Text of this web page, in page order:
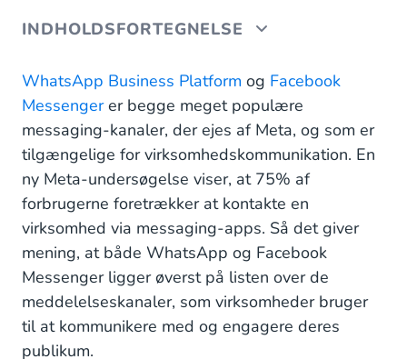
INDHOLDSFORTEGNELSE
WhatsApp Business Platform vs Facebook
Messenger: Hvilken kanal er den rigtige for min
virksomhed?
Oversigt over WhatsApp Business Platform
Oversigt over Facebook Messenger
Præferencer for målgruppen
WhatsApp vs Facebook Messenger: Hvilke use
cases passer bedst til hvilken kanal?
Kundeservice
WhatsApp Business Platform og Facebook
Messengerer begge meget populære
messaging-kanaler, der ejes af Meta, og som er
tilgængelige for virksomhedskommunikation. En
ny Meta-undersøgelse viser, at 75% af
forbrugerne foretrækker at kontakte en
virksomhed via messaging-apps. Så det giver
mening, at både WhatsApp og Facebook
Messenger ligger øverst på listen over de
meddelelseskanaler, som virksomheder bruger
til at kommunikere med og engagere deres
publikum.